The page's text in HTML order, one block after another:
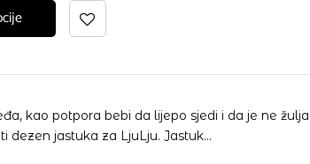
kao potpora bebi da lijepo sjedi i da je ne
dezen jastuka za LjuLju. Jastuk…